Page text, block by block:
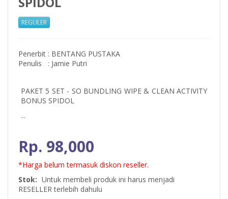
REGULER
Penerbit : BENTANG PUSTAKA
Penulis
: Jamie Putri
PAKET 5 SET - SO BUNDLING WIPE & CLEAN ACTIVITY
BONUS SPIDOL
...
Rp. 98,000
*Harga belum termasuk diskon reseller.
Stok: Untuk membeli produk ini harus menjadi
RESELLER terlebih dahulu